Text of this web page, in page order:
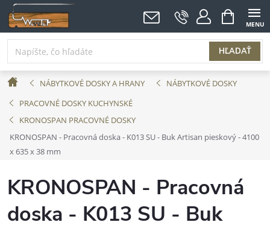
Prejsť
na
obsah
HĽADAŤ
NÁKUPNÝ
KOŠÍK
DomovNÁBYTKOVÉ DOSKY A HRANY
NÁBYTKOVÉ DOSKY
PRACOVNÉ DOSKY KUCHYNSKÉ
KRONOSPAN PRACOVNÉ DOSKY
KRONOSPAN - Pracovná doska - K013 SU - Buk Artisan pieskový - 4100
x 635 x 38 mm
KRONOSPAN - Pracovná
doska - K013 SU - Buk